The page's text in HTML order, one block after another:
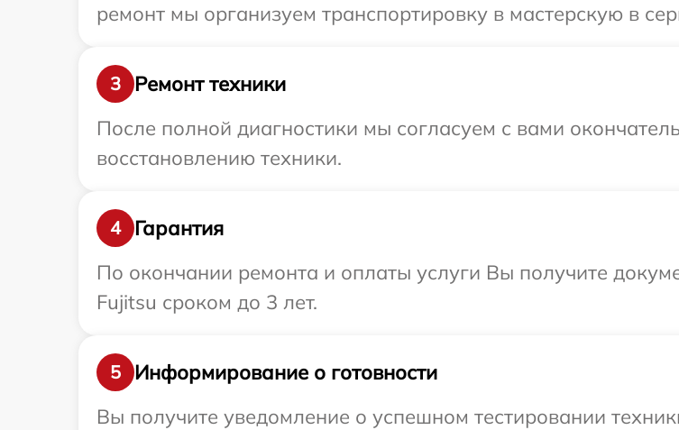
ремонт мы организуем транспортировку в мастерскую в
3
Ремонт техники
После полной диагностики мы согласуем с вами
восстановлению техники.
4
Гарантия
По окончании ремонта и оплаты услуги Вы получите
Fujitsu сроком до 3 лет.
5
Информирование о готовности
Вы получите уведомление о успешном тестировании